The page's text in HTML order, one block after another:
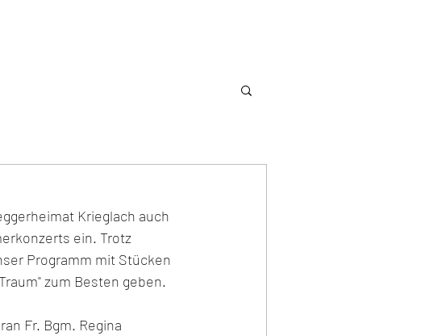
Krieglach auch
ein. Trotz
Programm mit Stücken
zum Besten geben.
Fr. Bgm. Regina